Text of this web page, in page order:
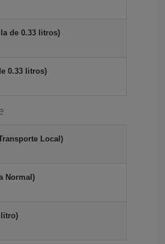
de 0.33 litros)
0.33 litros)
Local)
Normal)
litro)